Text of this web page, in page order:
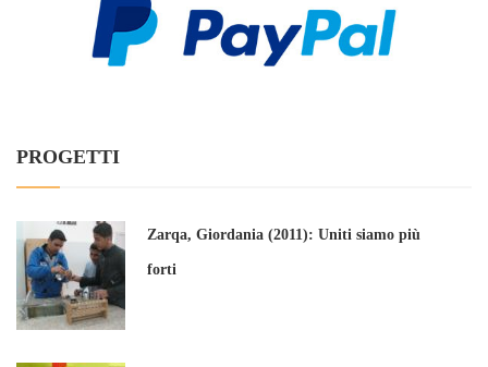
PROGETTI
Zarqa, Giordania (2011): Uniti siamo più
forti